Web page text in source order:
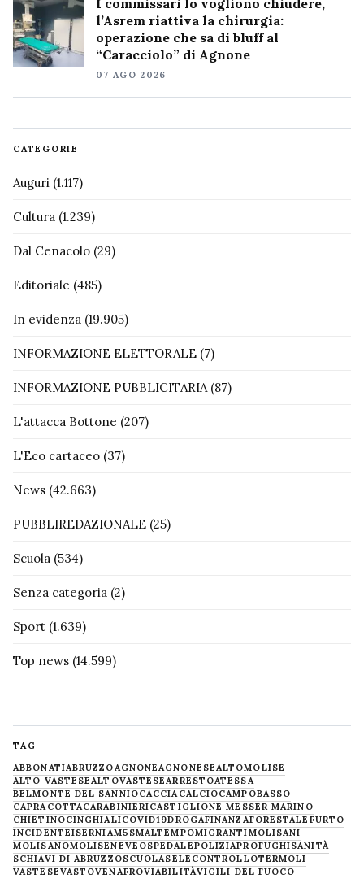
l’Asrem riattiva la chirurgia:
operazione che sa di bluff al
“Caracciolo” di Agnone
07 AGO 2026
CATEGORIE
Auguri (1.117)
Cultura (1.239)
Dal Cenacolo (29)
Editoriale (485)
In evidenza (19.905)
INFORMAZIONE ELETTORALE (7)
INFORMAZIONE PUBBLICITARIA (87)
L'attacca Bottone (207)
L'Eco cartaceo (37)
News (42.663)
PUBBLIREDAZIONALE (25)
Scuola (534)
Senza categoria (2)
Sport (1.639)
Top news (14.599)
TAG
ABBONATIABRUZZOAGNONEAGNONESEALTOMOLISE
ALTO VASTESEALTOVASTESEARRESTOATESSA
BELMONTE DEL SANNIOCACCIA CALCIOCAMPOBASSO
CAPRACOTTACARABINIERICASTIGLIONE MESSER MARINO
CHIETINOCINGHIALICOVID19DROGAFINANZAFORESTALE FURTO
INCIDENTEISERNIAM5SMALTEMPOMIGRANTIMOLISANI
MOLISANOMOLISENEVE OSPEDALEPOLIZIAPROFUGHISANITÀ
SCHIAVI DI ABRUZZOSCUOLASELECONTROLLOTERMOLI
VASTESEVASTOVENAFROVIABILITÀVIGILI DEL FUOCO